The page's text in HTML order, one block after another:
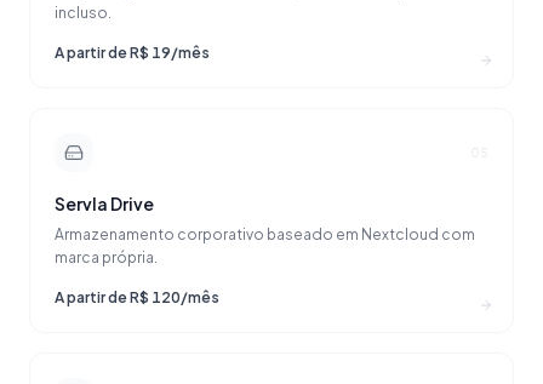
incluso.
A partir de R$ 19/mês
05
Servla Drive
Armazenamento corporativo baseado em Nextcloud com
marca própria.
A partir de R$ 120/mês